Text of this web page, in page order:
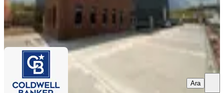
CB Concept Gayrimenkul Mustafa Çağlar Güzeldağlar
Ara
Ara